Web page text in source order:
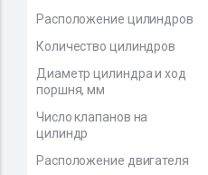
Расположение цилиндров
Количество цилиндров
Диаметр цилиндра и ход
поршня, мм
Число клапанов на
цилиндр
Расположение двигателя